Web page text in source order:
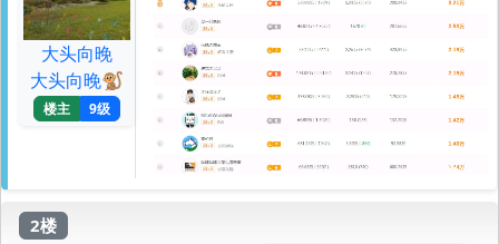
大头向晚
大头向晚🐒
楼主 9级
2楼